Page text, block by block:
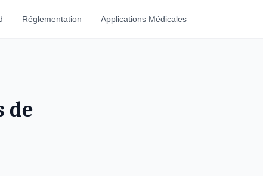
Réglementation Applications Médicales
de